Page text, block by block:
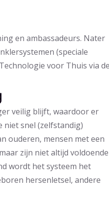
en ambassadeurs. Nater
(speciale
voor Thuis via de
veilig blijft, waardoor er
niet snel (zelfstandig)
ouderen, mensen met een
zijn niet altijd voldoende
wordt het systeem het
hersenletsel, andere